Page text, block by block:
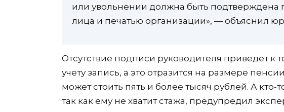
или увольнении должна быть
лица и печатью организации», — объяснил
Отсутствие подписи руководителя приведет к
учету запись, а это отразится на размере
может стоить пять и более тысяч рублей. А кто-
так как ему не хватит стажа, предупредил